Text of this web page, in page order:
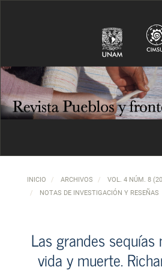
INICIO ARCHIVOS
VOL. 4 NÚM. 8
NOTAS DE INVESTIGACIÓN Y RESEÑAS
Las grandes sequías
vida y muerte.